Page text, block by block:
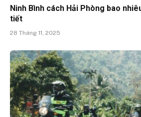
Ninh Bình cách Hải Phòng bao
tiết
28 Tháng 11, 2025